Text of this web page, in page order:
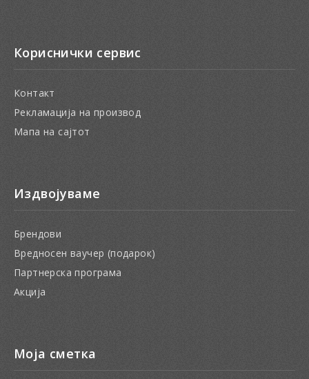
Кориснички сервис
Контакт
Рекламација на производ
Мапа на сајтот
Издвојуваме
Брендови
Вредносен ваучер (подарок)
Партнерска програма
Акција
Моја сметка